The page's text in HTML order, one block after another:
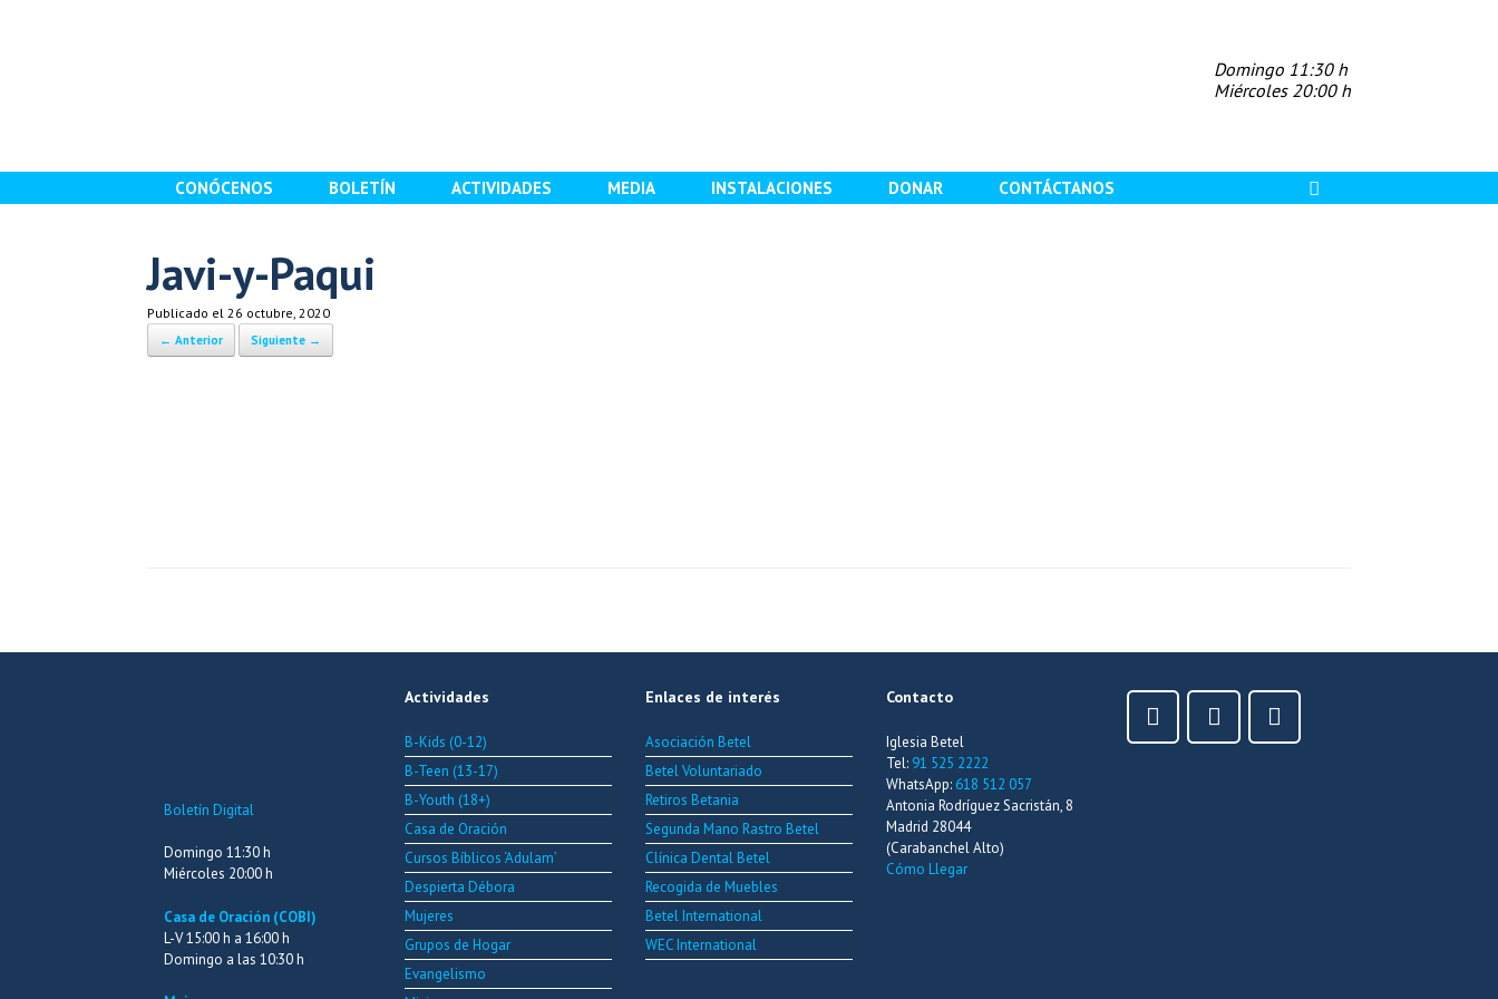
Domingo 11:30 h
Miércoles 20:00 h
CONÓCENOS BOLETÍN ACTIVIDADES MEDIA INSTALACIONES DONAR CONTÁCTANOS
Javi-y-Paqui
Publicado el 26 octubre, 2020
← Anterior Siguiente →
Boletín Digital
Domingo 11:30 h
Miércoles 20:00 h
Casa de Oración (COBI)
L-V 15:00 h a 16:00 h
Domingo a las 10:30 h
Actividades
B-Kids (0-12)
B-Teen (13-17)
B-Youth (18+)
Casa de Oración
Cursos Bíblicos ‘Adulam’
Despierta Débora
Mujeres
Grupos de Hogar
Evangelismo
Enlaces de interés
Asociación Betel
Betel Voluntariado
Retiros Betania
Segunda Mano Rastro Betel
Clínica Dental Betel
Recogida de Muebles
Betel International
WEC International
Contacto
Iglesia Betel
Tel: 91 525 2222
WhatsApp: 618 512 057
Antonia Rodríguez Sacristán, 8
Madrid 28044
(Carabanchel Alto)
Cómo Llegar